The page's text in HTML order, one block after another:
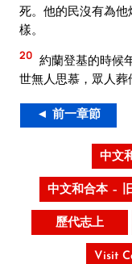
死。他的民沒有為
樣。
20 約蘭登基的時候
世無人思慕，眾人葬
◄ 前一章節
中文
中文和合本 –
歷代志上
Visit